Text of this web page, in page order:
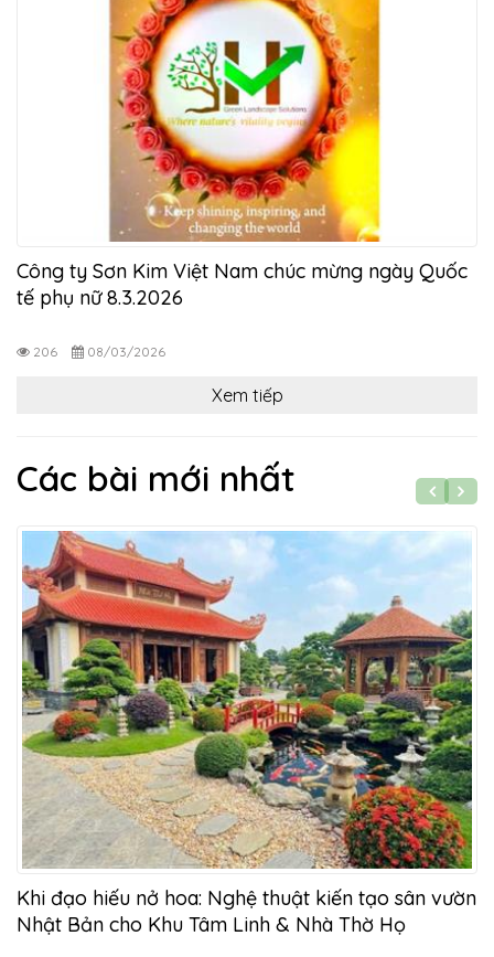
Công ty Sơn Kim Việt Nam chúc mừng ngày Quốc
tế phụ nữ 8.3.2026
206 08/03/2026
Xem tiếp
Các bài mới nhất
Khi đạo hiếu nở hoa: Nghệ thuật kiến tạo sân vườn
Nhật Bản cho Khu Tâm Linh & Nhà Thờ Họ